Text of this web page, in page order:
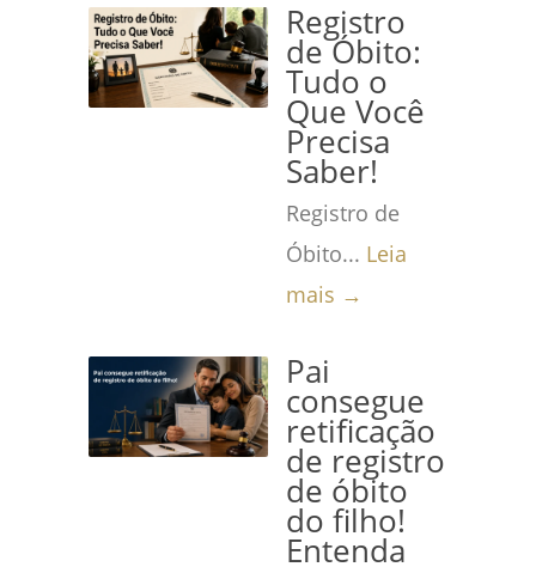
Registro
de Óbito:
Tudo o
Que Você
Precisa
Saber!
Registro de
Óbito... Leia
mais →
Pai
consegue
retificação
de registro
de óbito
do filho!
Entenda